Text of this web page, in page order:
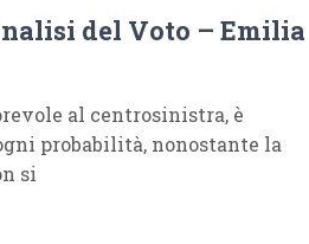
del Voto – Emilia
al centrosinistra, è
probabilità, nonostante la
si